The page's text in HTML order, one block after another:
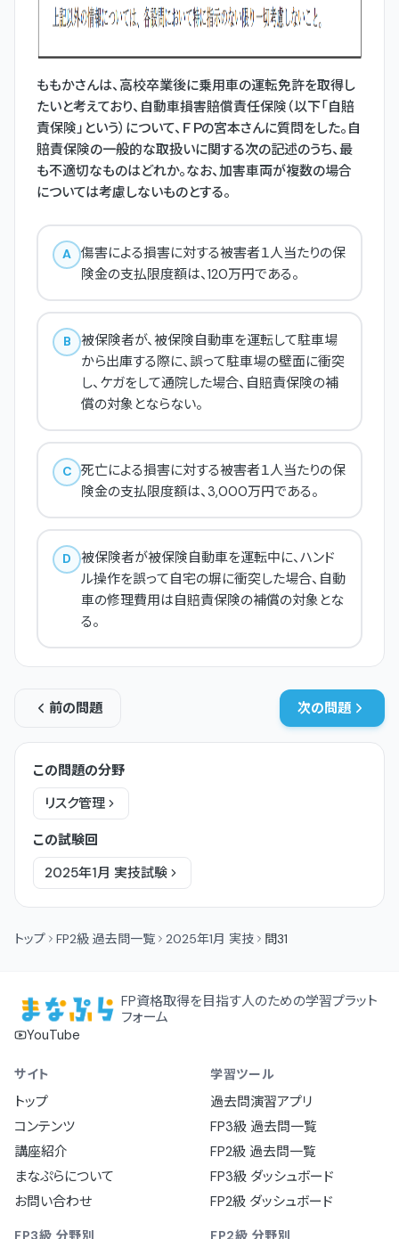
ももかさんは、高校卒業後に乗用車の運転免許を取得し
たいと考えており、自動車損害賠償責任保険（以下「自賠
責保険」という）について、ＦＰの宮本さんに質問をした。自
賠責保険の一般的な取扱いに関する次の記述のうち、最
も不適切なものはどれか。なお、加害車両が複数の場合
については考慮しないものとする。
A
傷害による損害に対する被害者１人当たりの保
険金の支払限度額は、120万円である。
B
被保険者が、被保険自動車を運転して駐車場
から出庫する際に、誤って駐車場の壁面に衝突
し、ケガをして通院した場合、自賠責保険の補
償の対象とならない。
C
死亡による損害に対する被害者１人当たりの保
険金の支払限度額は、3,000万円である。
D
被保険者が被保険自動車を運転中に、ハンド
ル操作を誤って自宅の塀に衝突した場合、自動
車の修理費用は自賠責保険の補償の対象とな
る。
前の問題 次の問題
この問題の分野
リスク管理
この試験回
2025年1月 実技試験
トップ FP2級 過去問一覧 2025年1月 実技 問31
FP資格取得を目指す人のための学習プラット
フォーム
YouTube
サイト
トップ
コンテンツ
講座紹介
まなぷらについて
お問い合わせ
学習ツール
過去問演習アプリ
FP3級 過去問一覧
FP2級 過去問一覧
FP3級 ダッシュボード
FP2級 ダッシュボード
FP3級 分野別 FP2級 分野別